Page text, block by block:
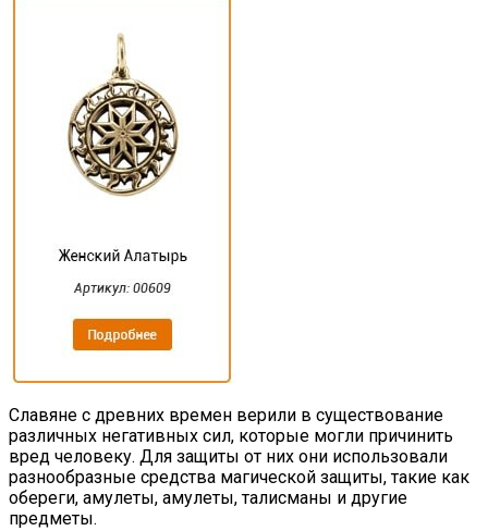
Славяне с древних времен верили в существование
различных негативных сил, которые могли причинить
вред человеку. Для защиты от них они использовали
разнообразные средства магической защиты, такие как
обереги, амулеты, амулеты, талисманы и другие
предметы.